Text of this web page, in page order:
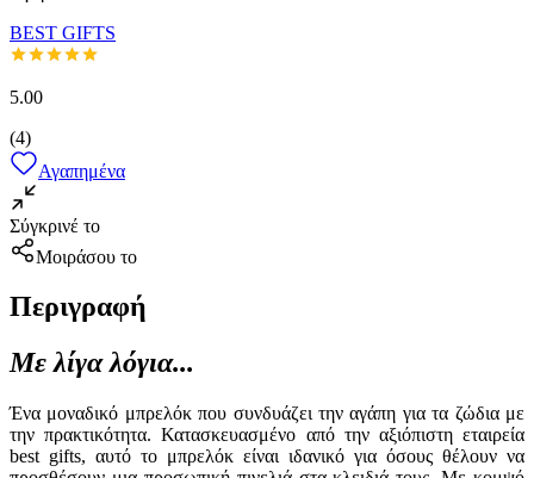
BEST GIFTS
5.00
(4)
Αγαπημένα
Σύγκρινέ το
Μοιράσου το
Περιγραφή
Με λίγα λόγια...
Ένα μοναδικό μπρελόκ που συνδυάζει την αγάπη για τα ζώδια με
την πρακτικότητα. Κατασκευασμένο από την αξιόπιστη εταιρεία
best gifts, αυτό το μπρελόκ είναι ιδανικό για όσους θέλουν να